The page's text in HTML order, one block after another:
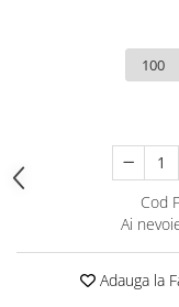
Cod
Ai
Adauga la